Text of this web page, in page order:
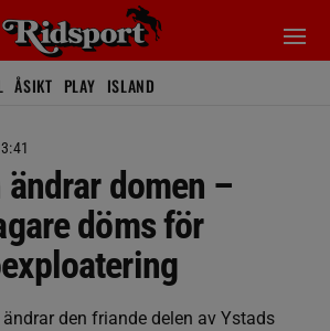
ÅSIKT PLAY ISLAND
domen –
döms för
den friande delen av Ystads